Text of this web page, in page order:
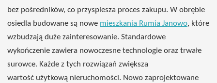
bez pośredników, co przyspiesza proces zakupu. W obrębie
osiedla budowane są nowe mieszkania Rumia Janowo, które
wzbudzają duże zainteresowanie. Standardowe
wykończenie zawiera nowoczesne technologie oraz trwałe
surowce. Każde z tych rozwiązań zwiększa
wartość użytkową nieruchomości. Nowo zaprojektowane